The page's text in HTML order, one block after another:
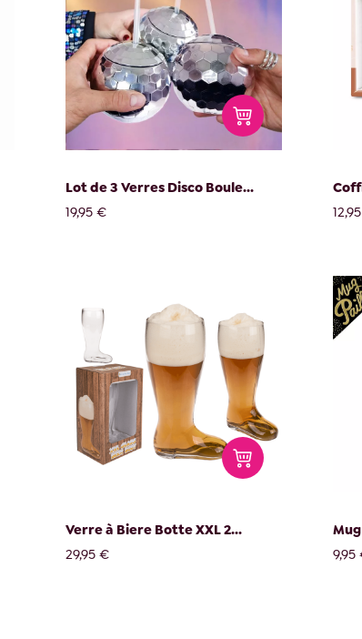
Lot de 3 Verres Disco Boule...
19,95 €
Verre à Biere Botte XXL 2...
29,95 €
9,95